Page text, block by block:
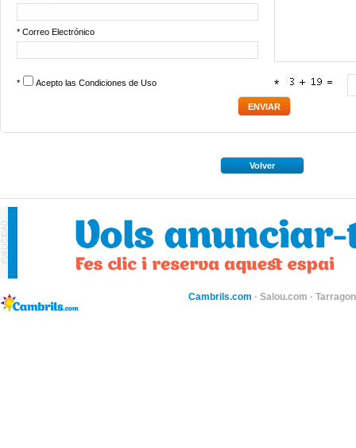
* Correo Electrónico
* Acepto las Condiciones de Uso *
Volver
Cambrils.com · Salou.com ·